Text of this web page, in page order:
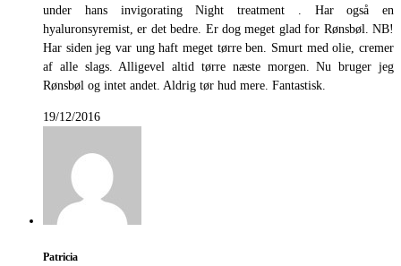
under hans invigorating Night treatment . Har også en
hyaluronsyremist, er det bedre. Er dog meget glad for Rønsbøl. NB!
Har siden jeg var ung haft meget tørre ben. Smurt med olie, cremer
af alle slags. Alligevel altid tørre næste morgen. Nu bruger jeg
Rønsbøl og intet andet. Aldrig tør hud mere. Fantastisk.
19/12/2016
Patricia